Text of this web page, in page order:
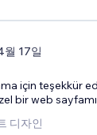
17일
için teşekkür
bir web
디자인